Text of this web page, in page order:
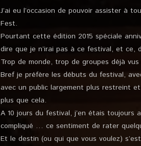
J’ai eu l’occasion de pouvoir assister à
Fest.
Pourtant cette édition 2015 spéciale
dire que je n’irai pas à ce festival, et ce,
Trop de monde, trop de groupes déjà
Bref je préfère les débuts du festival,
avec un public largement plus restreint
plus que cela.
A 10 jours du festival, j’en étais toujours
compliqué … ce sentiment de rater
Et le destin (ou qui que vous voulez)